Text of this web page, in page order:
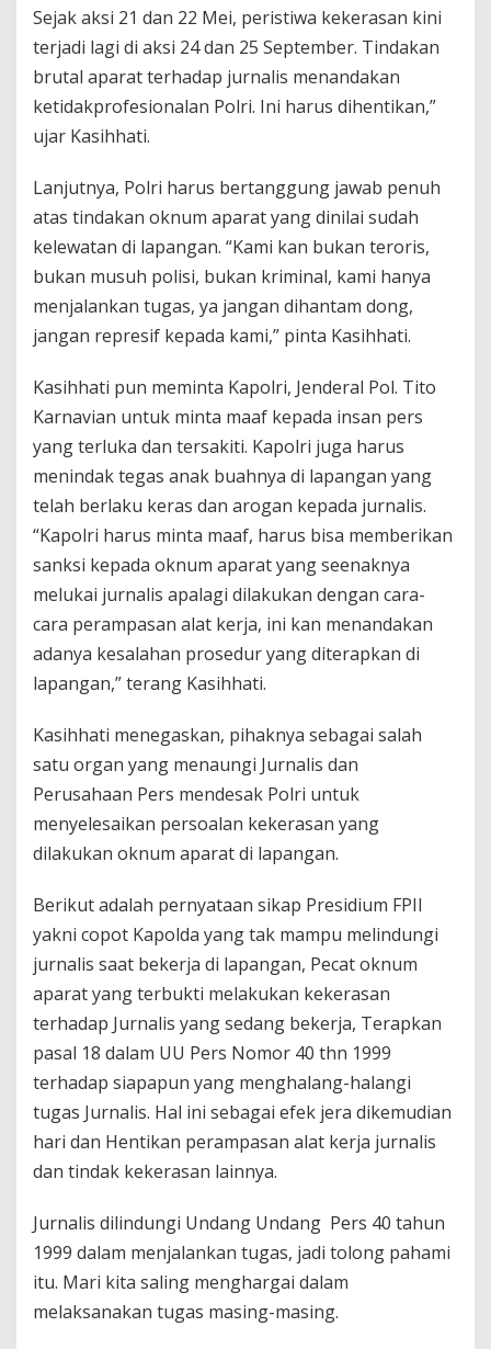
Sejak aksi 21 dan 22 Mei, peristiwa kekerasan kini
terjadi lagi di aksi 24 dan 25 September. Tindakan
brutal aparat terhadap jurnalis menandakan
ketidakprofesionalan Polri. Ini harus dihentikan,”
ujar Kasihhati.
Lanjutnya, Polri harus bertanggung jawab penuh
atas tindakan oknum aparat yang dinilai sudah
kelewatan di lapangan. “Kami kan bukan teroris,
bukan musuh polisi, bukan kriminal, kami hanya
menjalankan tugas, ya jangan dihantam dong,
jangan represif kepada kami,” pinta Kasihhati.
Kasihhati pun meminta Kapolri, Jenderal Pol. Tito
Karnavian untuk minta maaf kepada insan pers
yang terluka dan tersakiti. Kapolri juga harus
menindak tegas anak buahnya di lapangan yang
telah berlaku keras dan arogan kepada jurnalis.
“Kapolri harus minta maaf, harus bisa memberikan
sanksi kepada oknum aparat yang seenaknya
melukai jurnalis apalagi dilakukan dengan cara-
cara perampasan alat kerja, ini kan menandakan
adanya kesalahan prosedur yang diterapkan di
lapangan,” terang Kasihhati.
Kasihhati menegaskan, pihaknya sebagai salah
satu organ yang menaungi Jurnalis dan
Perusahaan Pers mendesak Polri untuk
menyelesaikan persoalan kekerasan yang
dilakukan oknum aparat di lapangan.
Berikut adalah pernyataan sikap Presidium FPII
yakni copot Kapolda yang tak mampu melindungi
jurnalis saat bekerja di lapangan, Pecat oknum
aparat yang terbukti melakukan kekerasan
terhadap Jurnalis yang sedang bekerja, Terapkan
pasal 18 dalam UU Pers Nomor 40 thn 1999
terhadap siapapun yang menghalang-halangi
tugas Jurnalis. Hal ini sebagai efek jera dikemudian
hari dan Hentikan perampasan alat kerja jurnalis
dan tindak kekerasan lainnya.
Jurnalis dilindungi Undang Undang Pers 40 tahun
1999 dalam menjalankan tugas, jadi tolong pahami
itu. Mari kita saling menghargai dalam
melaksanakan tugas masing-masing.